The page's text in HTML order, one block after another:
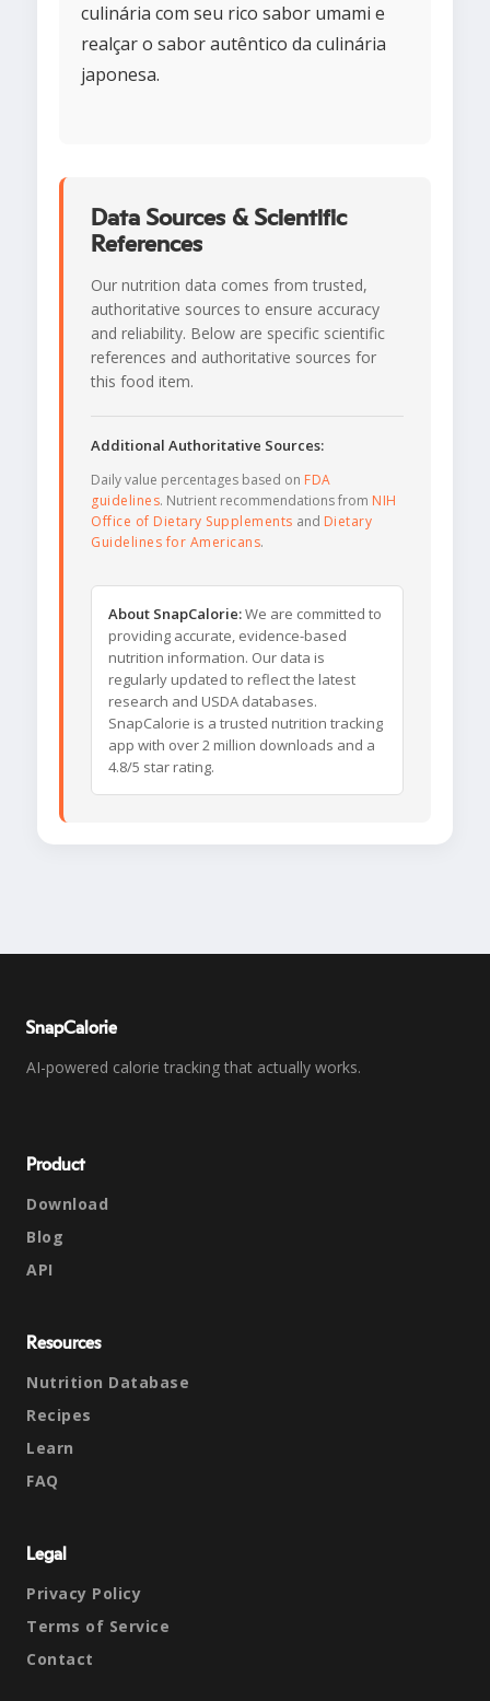
culinária com seu rico sabor umami e
realçar o sabor autêntico da culinária
japonesa.
Data Sources & Scientific
References
Our nutrition data comes from trusted,
authoritative sources to ensure accuracy
and reliability. Below are specific scientific
references and authoritative sources for
this food item.
Additional Authoritative Sources:
Daily value percentages based on FDA
guidelines. Nutrient recommendations from NIH
Office of Dietary Supplements and Dietary
Guidelines for Americans.
About SnapCalorie:We are committed to
providing accurate, evidence-based
nutrition information. Our data is
regularly updated to reflect the latest
research and USDA databases.
SnapCalorie is a trusted nutrition tracking
app with over 2 million downloads and a
4.8/5 star rating.
SnapCalorie
AI-powered calorie tracking that actually works.
Product
Download
Blog
API
Resources
Nutrition Database
Recipes
Learn
FAQ
Legal
Privacy Policy
Terms of Service
Contact